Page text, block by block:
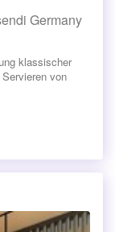
Germany
klassischer
von